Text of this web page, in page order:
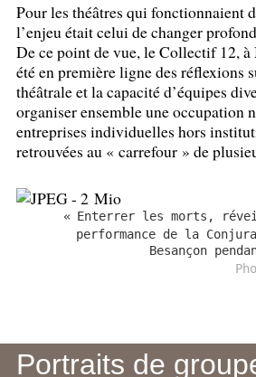
Pour les théâtres qui fonctionnaient
l’enjeu était celui de changer
De ce point de vue, le Collectif 12,
été en première ligne des réflexions
théâtrale et la capacité d’équipes
organiser ensemble une occupation
entreprises individuelles hors
retrouvées au « carrefour » de
« Enterrer les morts,
performance de la
Besançon
Portraits de